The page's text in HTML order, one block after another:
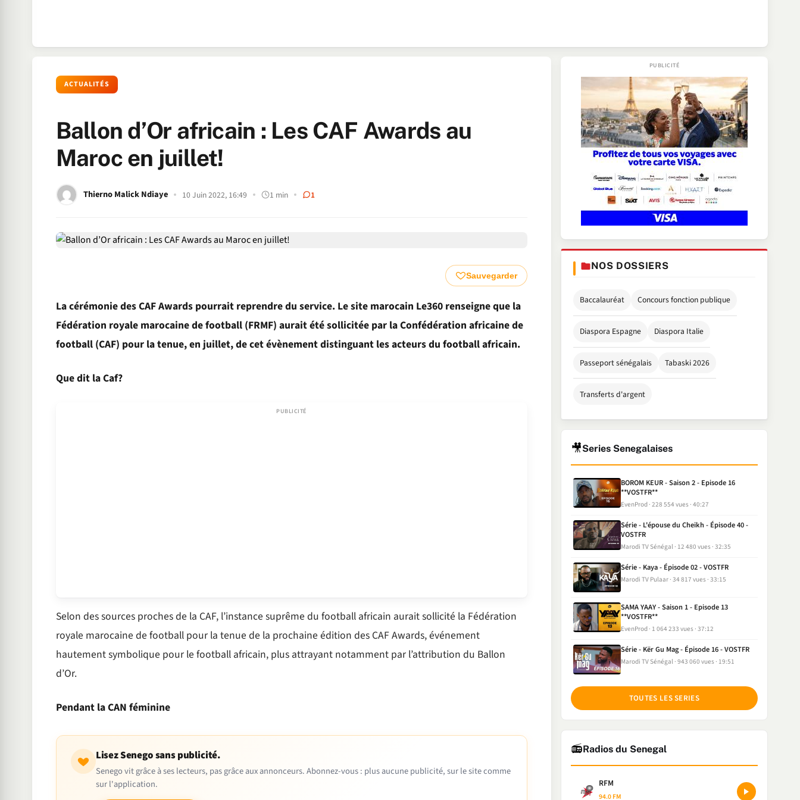
ACTUALITÉS
Ballon d’Or africain : Les CAF Awards au
Maroc en juillet!
Thierno Malick Ndiaye 10 Juin 2022, 16:49 1 min 1
Sauvegarder
La cérémonie des CAF Awards pourrait reprendre du service. Le site marocain Le360 renseigne que la
Fédération royale marocaine de football (FRMF) aurait été sollicitée par la Confédération africaine de
football (CAF) pour la tenue, en juillet, de cet évènement distinguant les acteurs du football africain.
Que dit la Caf?
Selon des sources proches de la CAF, l’instance suprême du football africain aurait sollicité la Fédération
royale marocaine de football pour la tenue de la prochaine édition des CAF Awards, événement
hautement symbolique pour le football africain, plus attrayant notamment par l’attribution du Ballon
d’Or.
Pendant la CAN féminine
Lisez Senego sans publicité.
Senego vit grâce à ses lecteurs, pas grâce aux annonceurs. Abonnez-vous : plus aucune publicité, sur le site comme
sur l'application.
NOS DOSSIERS
Baccalauréat Concours fonction publique
Diaspora Espagne Diaspora Italie
Passeport sénégalais Tabaski 2026
Transferts d'argent
🎥Series Senegalaises
BOROM KEUR - Saison 2 - Episode 16
**VOSTFR**
EvenProd 228 554 vues 40:27
Série - L'épouse du Cheikh - Épisode 40 -
VOSTFR
Marodi TV Sénégal 12 480 vues 32:35
Série - Kaya - Épisode 02 - VOSTFR
Marodi TV Pulaar 34 817 vues 33:15
SAMA YAAY - Saison 1 - Episode 13
**VOSTFR**
EvenProd 1 064 233 vues 37:12
Série - Kër Gu Mag - Épisode 16 - VOSTFR
Marodi TV Sénégal 943 060 vues 19:51
TOUTES LES SERIES
📻Radios du Senegal
RFM
94.0 FM